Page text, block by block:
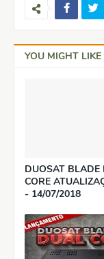
YOU MIGHT LIKE
DUOSAT
CORE
- 14/07/2018